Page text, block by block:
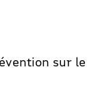
sur le